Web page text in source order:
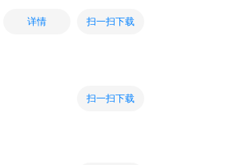
详情 扫一扫下载
扫一扫下载